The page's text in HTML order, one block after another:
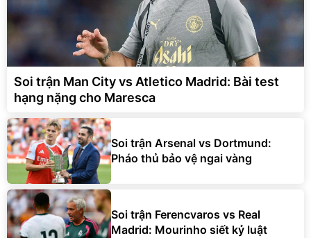
Soi trận Man City vs Atletico Madrid: Bài test
hạng nặng cho Maresca
Soi trận Arsenal vs Dortmund:
Pháo thủ bảo vệ ngai vàng
Soi trận Ferencvaros vs Real
Madrid: Mourinho siết kỷ luật